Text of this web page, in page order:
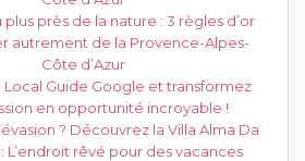
près de la nature : 3 règles d’or
autrement de la Provence-Alpes-
Côte d’Azur
Local Guide Google et transformez
en opportunité incroyable !
? Découvrez la Villa Alma Da
L’endroit rêvé pour des vacances